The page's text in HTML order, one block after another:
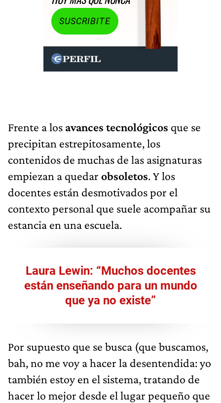
SUSCRIBITE
Frente a los avances tecnológicos que se
precipitan estrepitosamente, los
contenidos de muchas de las asignaturas
empiezan a quedar obsoletos. Y los
docentes están desmotivados por el
contexto personal que suele acompañar su
estancia en una escuela.
Laura Lewin: “Muchos docentes
están enseñando para un mundo
que ya no existe”
Por supuesto que se busca (que buscamos,
bah, no me voy a hacer la desentendida: yo
también estoy en el sistema, tratando de
hacer lo mejor desde el lugar pequeño que